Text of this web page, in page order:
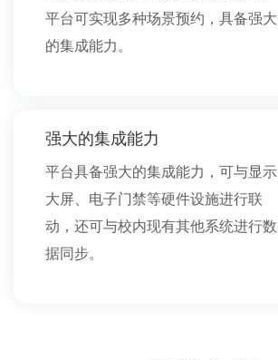
平台可实现多种场景预约，具备强大
的集成能力。
强大的集成能力
​平台具备强大的集成能力，可与显示
大屏、电子门禁等硬件设施进行联
动，还可与校内现有其他系统进行数
据同步。